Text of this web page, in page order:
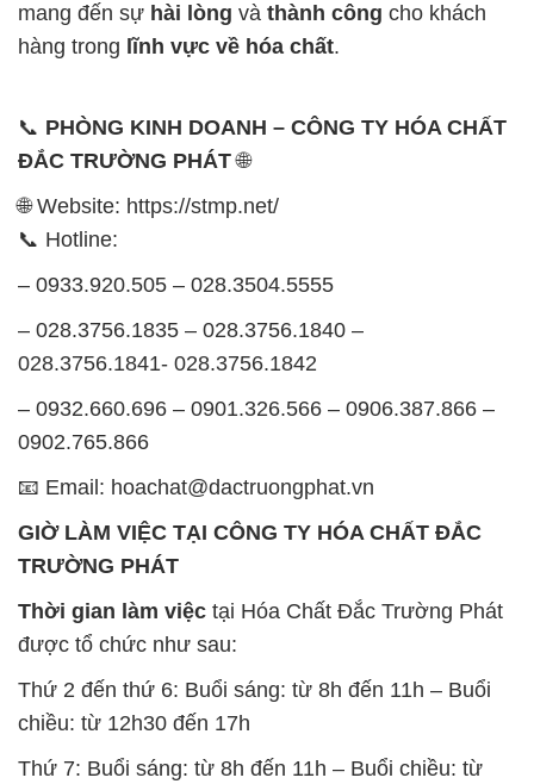
mang đến sự hài lòng và thành công cho khách
hàng trong lĩnh vực về hóa chất.
📞 PHÒNG KINH DOANH – CÔNG TY HÓA CHẤT
ĐẮC TRƯỜNG PHÁT🌐
🌐 Website: https://stmp.net/
📞 Hotline:
– 0933.920.505 – 028.3504.5555
– 028.3756.1835 – 028.3756.1840 –
028.3756.1841- 028.3756.1842
– 0932.660.696 – 0901.326.566 – 0906.387.866 –
0902.765.866
📧 Email: hoachat@dactruongphat.vn
GIỜ LÀM VIỆC TẠI CÔNG TY HÓA CHẤT ĐẮC
TRƯỜNG PHÁT
Thời gian làm việc tại Hóa Chất Đắc Trường Phát
được tổ chức như sau:
Thứ 2 đến thứ 6: Buổi sáng: từ 8h đến 11h – Buổi
chiều: từ 12h30 đến 17h
Thứ 7: Buổi sáng: từ 8h đến 11h – Buổi chiều: từ